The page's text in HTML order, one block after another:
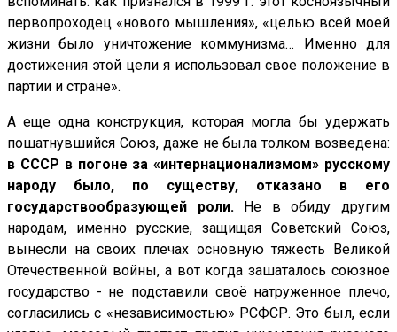
первопроходец «нового мышления», «целью всей моей
жизни было уничтожение коммунизма… Именно для
достижения этой цели я использовал свое положение в
партии и стране».
А еще одна конструкция, которая могла бы удержать
пошатнувшийся Союз, даже не была толком возведена:
в СССР в погоне за «интернационализмом» русскому
народу было, по существу, отказано в его
государствообразующей роли.Не в обиду другим
народам, именно русские, защищая Советский Союз,
вынесли на своих плечах основную тяжесть Великой
Отечественной войны, а вот когда зашаталось союзное
государство - не подставили своё натруженное плечо,
согласились с «независимостью» РСФСР. Это был, если